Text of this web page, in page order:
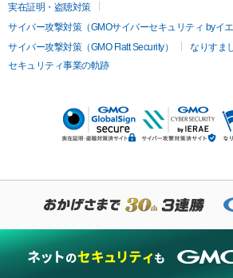
実在証明・盗聴対策
サイバー攻撃対策（GMOサイバーセキュリティ byイエ
サイバー攻撃対策（GMO Flatt Security）
なりすま
セキュリティ事業の軌跡